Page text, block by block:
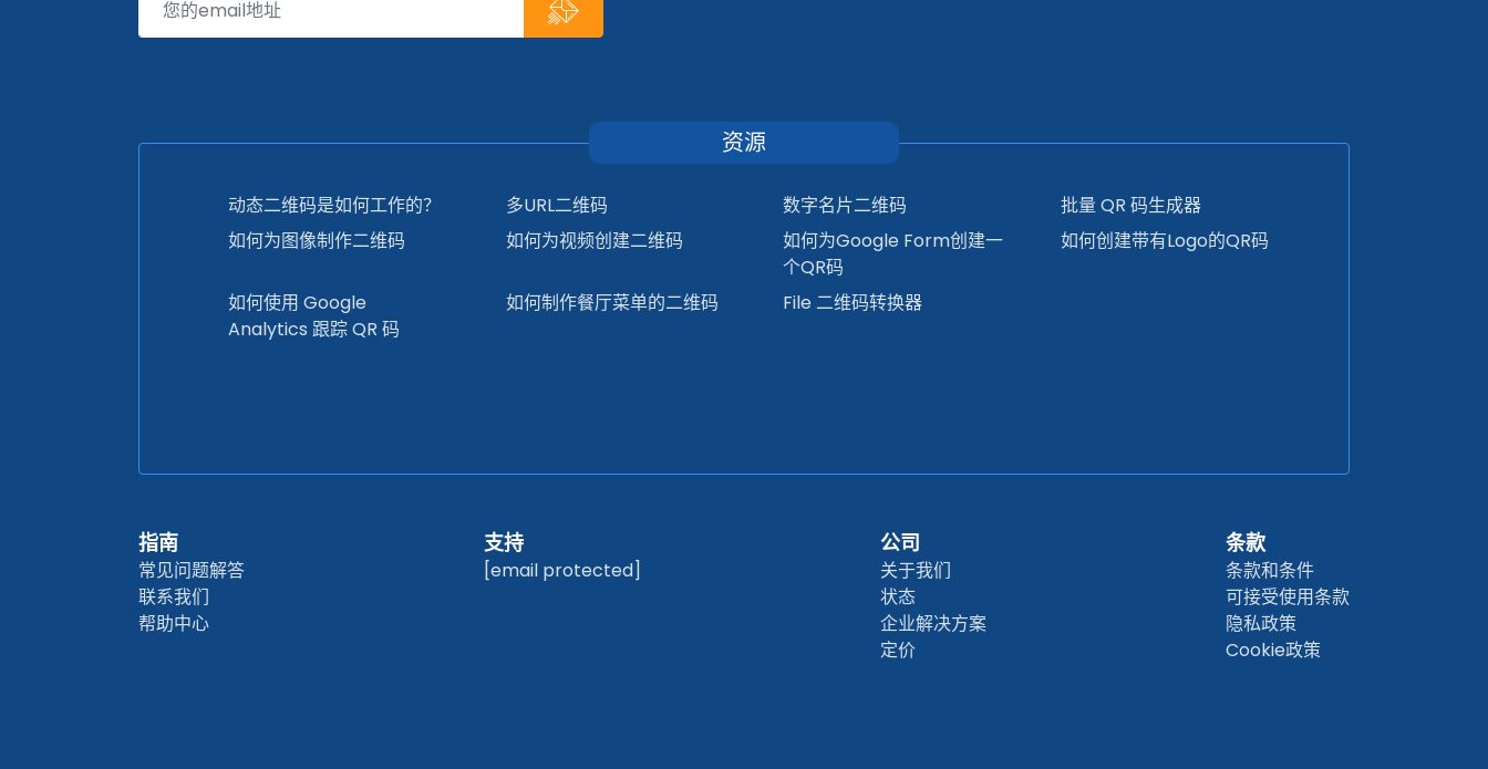
资源
动态二维码是如何工作的？ 多URL二维码 数字名片二维码
批量 QR 码生成器
如何为图像制作二维码
如何为视频创建二维码
如何为Google Form创建一
个QR码
如何创建带有Logo的QR码
如何使用 Google
Analytics 跟踪 QR 码
如何制作餐厅菜单的二维码 File 二维码转换器
指南
常见问题解答
联系我们
帮助中心
支持
[email protected]
公司
关于我们
状态
企业解决方案
定价
条款
条款和条件
可接受使用条款
隐私政策
Cookie政策